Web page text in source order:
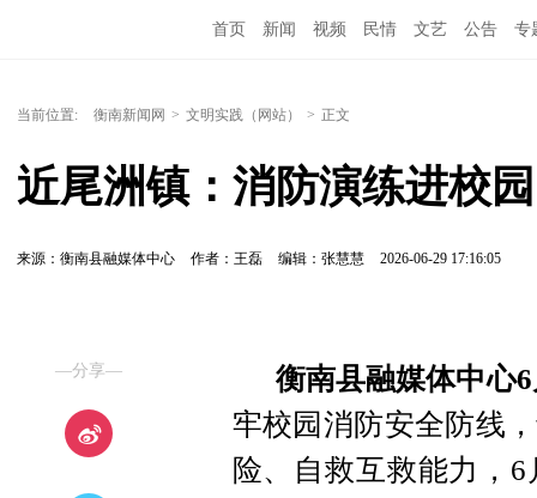
首页 新闻 视频 民情 文艺 公告 专
当前位置: 衡南新闻网 > 文明实践（网站） > 正文
近尾洲镇：消防演练进校
来源：衡南县融媒体中心 作者：王磊 编辑：张慧慧 2026-06-29 17:16:05
—分享—
衡南县融媒体中心
牢校园消防安全防线
险、自救互救能力，